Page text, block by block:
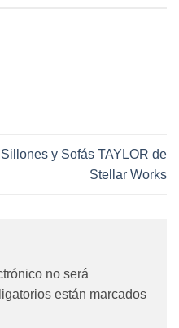
Sillones y Sofás TAYLOR de
Stellar Works
no será
están marcados